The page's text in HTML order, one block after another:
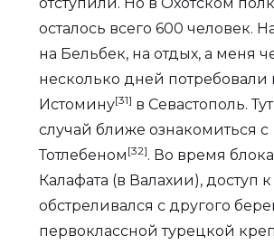
осталось всего 600 человек.
на Бельбек, на отдых, а меня
несколько дней потребовали
Истомину[31] в Севастополь.
случай ближе ознакомиться с
Тотлебеном [32]. Во время
Калафата (в Валахии), доступ
обстреливался с другого
первоклассной турецкой